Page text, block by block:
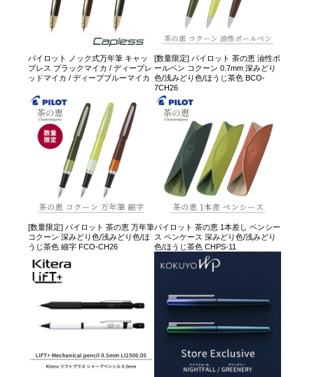
パイロット ノック式万年筆 キャッ
プレス ブラックマイカ / ディープレ
ッドマイカ / ディープブルーマイカ
[数量限定] パイロット 茶の恵 油性ボ
ールペン コクーン 0.7mm 深みどり
色/浅みどり色/ほうじ茶色 BCO-
7CH26
[数量限定] パイロット 茶の恵 万年筆
コクーン 深みどり色/浅みどり色/ほ
うじ茶色 細字 FCO-CH26
パイロット 茶の恵 1本差し ペンシー
ス ペンケース 深みどり色/浅みどり
色/ほうじ茶色 CHPS-11